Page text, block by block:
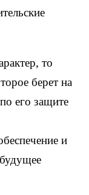
то
берет на
его защите
и